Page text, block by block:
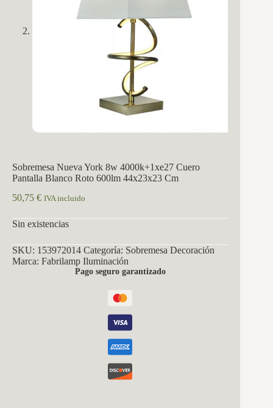
Sobremesa Nueva York 8w 4000k+1xe27 Cuero
Pantalla Blanco Roto 600lm 44x23x23 Cm
50,75 € IVA incluido
Sin existencias
SKU: 153972014 Categoría: Sobremesa Decoración
Marca: Fabrilamp Iluminación
Pago seguro garantizado